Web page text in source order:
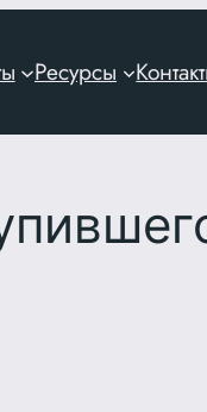
Ресурсы